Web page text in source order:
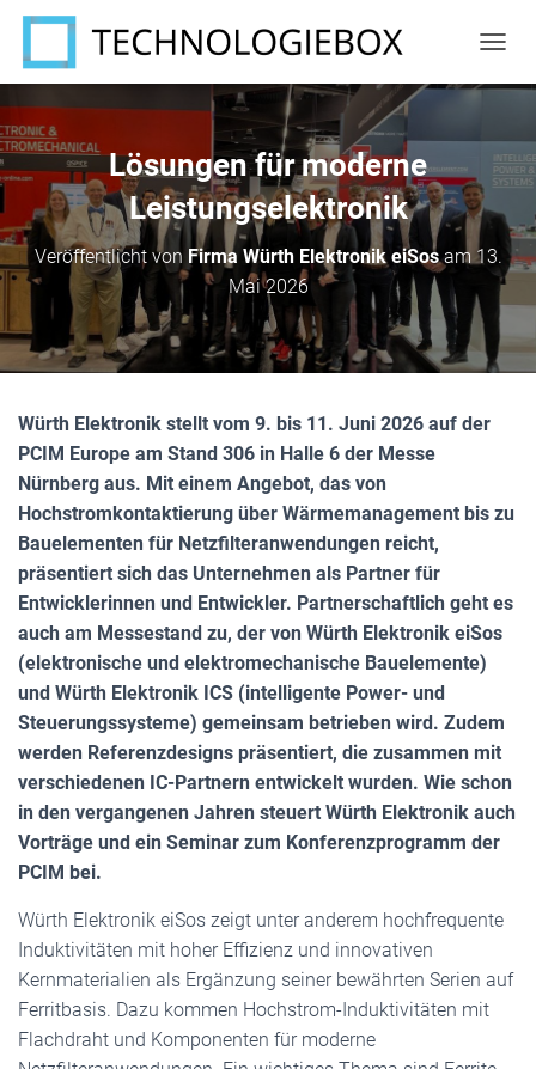
A
A
I
N
U
M
S
C
H
Lösungen für moderne
Leistungselektronik
Veröffentlicht von Firma Würth Elektronik eiSosam 13.
Mai 2026
Würth Elektronik stellt vom 9. bis 11. Juni 2026 auf der
PCIM Europe am Stand 306 in Halle 6 der Messe
Nürnberg aus. Mit einem Angebot, das von
Hochstromkontaktierung über Wärmemanagement bis zu
Bauelementen für Netzfilteranwendungen reicht,
präsentiert sich das Unternehmen als Partner für
Entwicklerinnen und Entwickler. Partnerschaftlich geht es
auch am Messestand zu, der von Würth Elektronik eiSos
(elektronische und elektromechanische Bauelemente)
und Würth Elektronik ICS (intelligente Power- und
Steuerungssysteme) gemeinsam betrieben wird. Zudem
werden Referenzdesigns präsentiert, die zusammen mit
verschiedenen IC-Partnern entwickelt wurden. Wie schon
in den vergangenen Jahren steuert Würth Elektronik auch
Vorträge und ein Seminar zum Konferenzprogramm der
PCIM bei.
Würth Elektronik eiSos zeigt unter anderem hochfrequente
Induktivitäten mit hoher Effizienz und innovativen
Kernmaterialien als Ergänzung seiner bewährten Serien auf
Ferritbasis. Dazu kommen Hochstrom-Induktivitäten mit
Flachdraht und Komponenten für moderne